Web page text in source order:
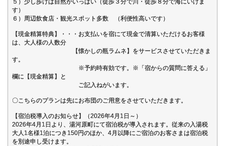
５）少し歩けば自然がいっぱい（徒歩３分で川・徒歩８分で海にいけま
す）
６）周辺飲食店・観光スポット多数 （利便性高いです）
【現金精算特典】・・・お支払いを宿にて現金で清算いただけるお客様
は、大人様の人数分
【懐かしの瓶ラムネ】をサービスさせていただきま
す。
※予約時有効です。※「宿からの質問に答える」
欄に【現金精算】と
ご記入ねがいます。
〇こちらのプランは先にお布団のご用意をさせていただきます。
【宿泊税導入のお知らせ】（2026年4月1日～）
2026年4月1日より、湯河原町にて宿泊税が導入されます。従来の入湯税
大人1名様1泊につき150円のほか、4月以降にご宿泊のお客さまは宿泊税
を別途申し受けます。